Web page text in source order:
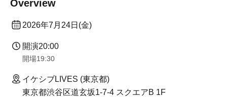
Overview
2026年7月24日(金)
開演20:00
開場19:30
イケシブLIVES (東京都)
東京都渋谷区道玄坂1-7-4 スクエアB 1F